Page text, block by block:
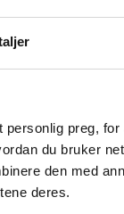
preg,
du bruker
den med
deres.